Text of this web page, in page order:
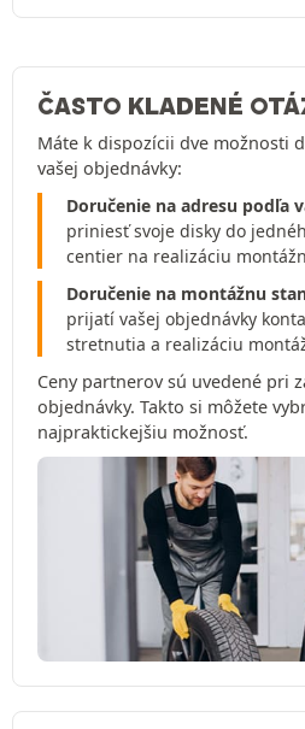
ČASTO KLADENÉ
Máte k dispozícii dve možnosti
vašej objednávky:
Doručenie na adresu podľa
priniesť svoje disky do
centier na realizáciu
Doručenie na montážnu
prijatí vašej objednávky
stretnutia a realizáciu
Ceny partnerov sú uvedené pri
objednávky. Takto si môžete
najpraktickejšiu možnosť.